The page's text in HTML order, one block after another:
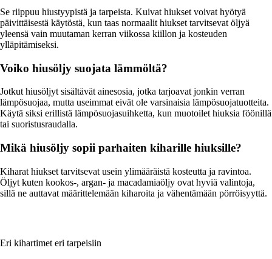
Se riippuu hiustyypistä ja tarpeista. Kuivat hiukset voivat hyötyä
päivittäisestä käytöstä, kun taas normaalit hiukset tarvitsevat öljyä
yleensä vain muutaman kerran viikossa kiillon ja kosteuden
ylläpitämiseksi.
Voiko hiusöljy suojata lämmöltä?
Jotkut hiusöljyt sisältävät ainesosia, jotka tarjoavat jonkin verran
lämpösuojaa, mutta useimmat eivät ole varsinaisia lämpösuojatuotteita.
Käytä siksi erillistä lämpösuojasuihketta, kun muotoilet hiuksia föönillä
tai suoristusraudalla.
Mikä hiusöljy sopii parhaiten kiharille hiuksille?
Kiharat hiukset tarvitsevat usein ylimääräistä kosteutta ja ravintoa.
Öljyt kuten kookos-, argan- ja macadamiaöljy ovat hyviä valintoja,
sillä ne auttavat määrittelemään kiharoita ja vähentämään pörröisyyttä.
Eri kihartimet eri tarpeisiin